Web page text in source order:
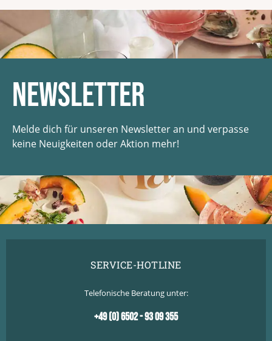
Newsletter
Melde dich für unseren Newsletter an und verpasse
keine Neuigkeiten oder Aktion mehr!
SERVICE-HOTLINE
Telefonische Beratung unter:
+49 (0) 6502 - 93 09 355